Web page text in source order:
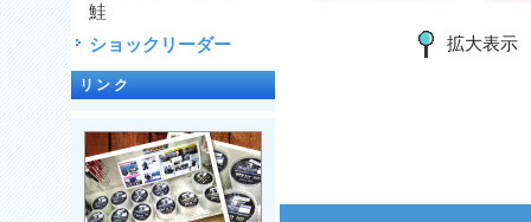
鮭
ショックリーダー
リンク
拡大表示